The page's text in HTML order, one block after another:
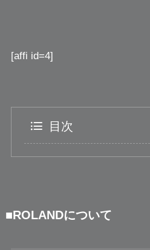
[affi id=4]
目次
■ROLANDについて